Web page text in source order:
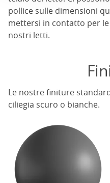
pollice sulle dimensioni
mettersi in contatto per
nostri letti.
Le nostre finiture
ciliegia scuro o bianche.